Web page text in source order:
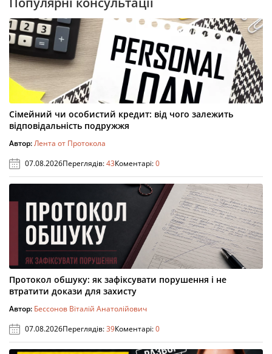
Сімейний чи особистий кредит: від чого залежить
відповідальність подружжя
Автор:Лента от Протокола
07.08.2026Переглядів:43Коментарі:0
Протокол обшуку: як зафіксувати порушення і не
втратити докази для захисту
Автор: Бессонов Віталій Анатолійович
07.08.2026Переглядів:39Коментарі:0